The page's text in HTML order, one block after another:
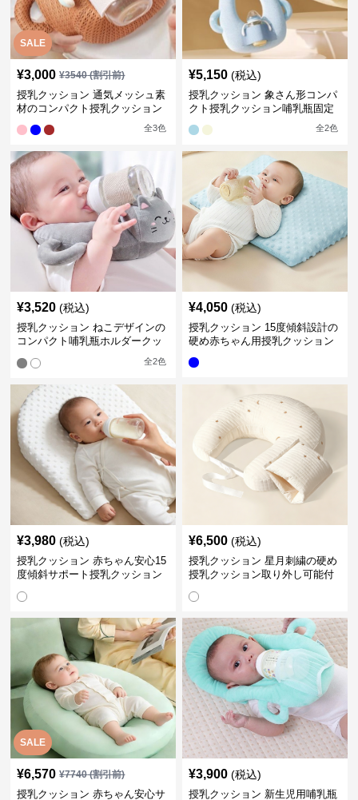
SALE
¥3,000 ¥3540(割引前)
授乳クッション 通気メッシュ素
材のコンパクト授乳クッション
全3色
¥5,150 (税込)
授乳クッション 象さん形コンパ
クト授乳クッション哺乳瓶固定
全2色
¥3,520 (税込)
授乳クッション ねこデザインの
コンパクト哺乳瓶ホルダークッ
全2色
¥4,050 (税込)
授乳クッション 15度傾斜設計の
硬め赤ちゃん用授乳クッション
¥3,980 (税込)
授乳クッション 赤ちゃん安心15
度傾斜サポート授乳クッション
¥6,500 (税込)
授乳クッション 星月刺繍の硬め
授乳クッション取り外し可能付
SALE
¥6,570 ¥7740(割引前)
授乳クッション 赤ちゃん安心サ
¥3,900 (税込)
授乳クッション 新生児用哺乳瓶